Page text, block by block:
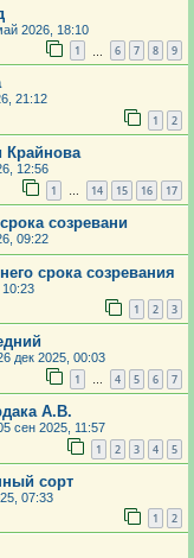
2026, 18:10
1 6 7 8 9
21:12
1 2
Крайнова
12:56
1 … 14 15 16 17
созревани
09:22
срока созревания
1 2 3
дек 2025, 00:03
1 … 4 5 6 7
А.В.
сен 2025, 11:57
1 2 3 4 5
сорт
07:33
1 2